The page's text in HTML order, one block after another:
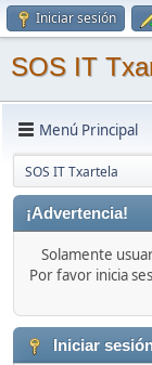
Iniciar sesión
SOS IT
Menú Principal
SOS IT Txartela
¡Advertencia!
Solamente
Por favor inicia
Iniciar